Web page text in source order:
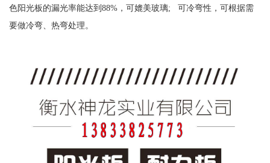
色阳光板的漏光率能达到88%，可媲美玻璃; 可冷弯性，可根据需
要做冷弯、热弯处理。